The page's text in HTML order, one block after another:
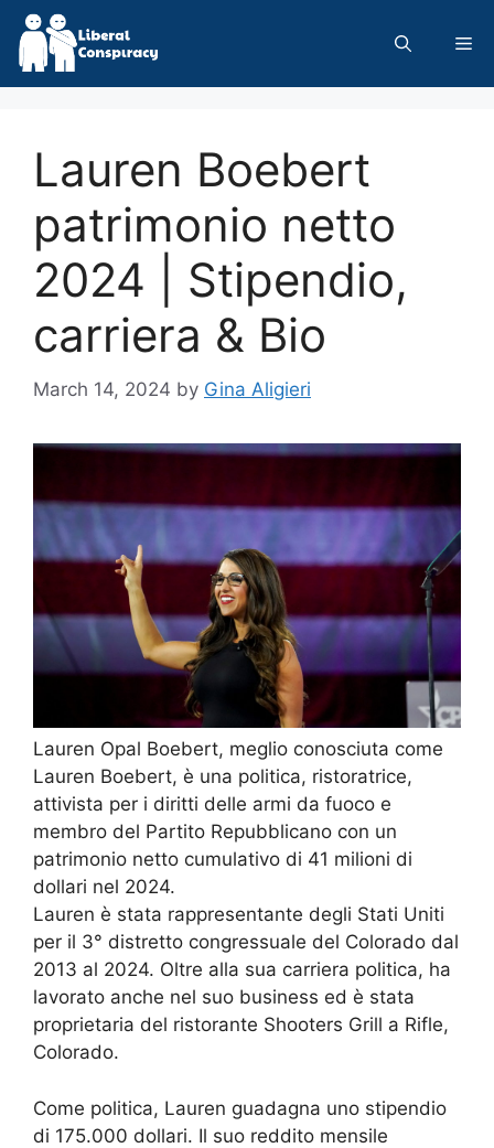
Skip
content
Lauren Boebert
patrimonio netto
2024 | Stipendio,
carriera & Bio
March 14, 2024 by Gina Aligieri
Lauren Opal Boebert, meglio conosciuta come
Lauren Boebert, è una politica, ristoratrice,
attivista per i diritti delle armi da fuoco e
membro del Partito Repubblicano con un
patrimonio netto cumulativo di 41 milioni di
dollari nel 2024.
Lauren è stata rappresentante degli Stati Uniti
per il 3° distretto congressuale del Colorado dal
2013 al 2024. Oltre alla sua carriera politica, ha
lavorato anche nel suo business ed è stata
proprietaria del ristorante Shooters Grill a Rifle,
Colorado.
Come politica, Lauren guadagna uno stipendio
di 175.000 dollari. Il suo reddito mensile